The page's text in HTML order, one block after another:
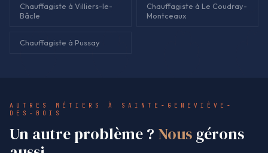
Chauffagiste à Villiers-le-
Bâcle
Chauffagiste à Le Coudray-
Montceaux
Chauffagiste à Pussay
AUTRES MÉTIERS À SAINTE-GENEVIÈVE-
DES-BOIS
Un autre problème ? Nous gérons